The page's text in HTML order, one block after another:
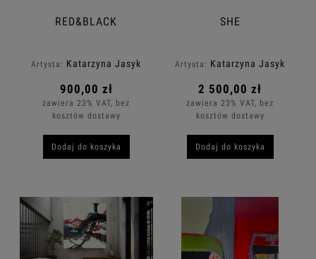
RED&BLACK
Artysta: Katarzyna Jasyk
900,00 zł
zawiera 23% VAT, bez
kosztów dostawy
Dodaj do koszyka
SHE
Artysta: Katarzyna Jasyk
2 500,00 zł
zawiera 23% VAT, bez
kosztów dostawy
Dodaj do koszyka